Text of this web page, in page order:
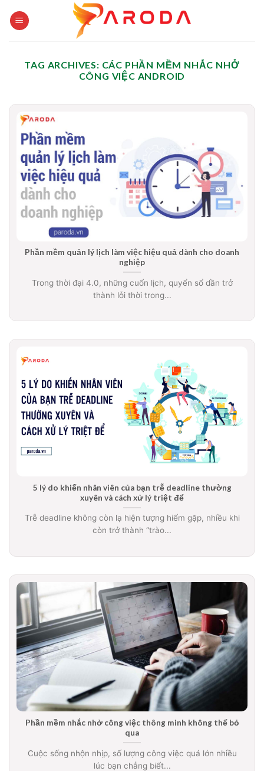
TAG ARCHIVES: CÁC PHẦN MỀM NHẮC NHỞ
CÔNG VIỆC ANDROID
Phần mềm quản lý lịch làm việc hiệu quả dành cho doanh
nghiệp
Trong thời đại 4.0, những cuốn lịch, quyển sổ dần trở
thành lỗi thời trong...
5 lý do khiến nhân viên của bạn trễ deadline thường
xuyên và cách xử lý triệt để
Trễ deadline không còn lạ hiện tượng hiếm gặp, nhiều khi
còn trở thành “trào...
Phần mềm nhắc nhở công việc thông minh không thể bỏ
qua
Cuộc sống nhộn nhịp, số lượng công việc quá lớn nhiều
lúc bạn chẳng biết...